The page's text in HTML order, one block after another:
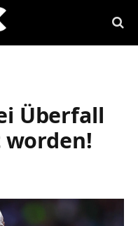
Überfall